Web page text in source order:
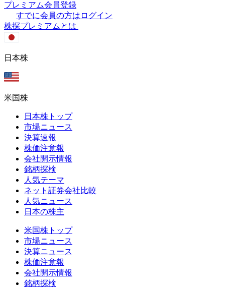
プレミアム会員登録
すでに会員の方はログイン
株探プレミアムとは
日本株
米国株
日本株トップ
市場ニュース
決算速報
株価注意報
会社開示情報
銘柄探検
人気テーマ
ネット証券会社比較
人気ニュース
日本の株主
米国株トップ
市場ニュース
決算ニュース
株価注意報
会社開示情報
銘柄探検